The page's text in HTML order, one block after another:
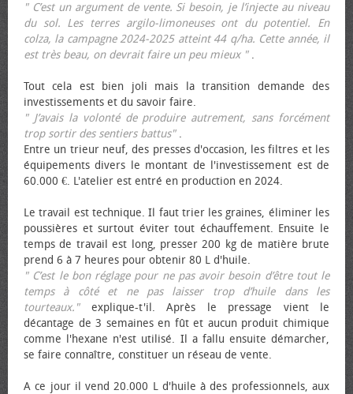
" C’est un argument de vente. Si besoin, je l’injecte au niveau
du sol. Les terres argilo-limoneuses ont du potentiel. En
colza, la campagne 2024-2025 atteint 44 q/ha. Cette année, il
est très beau, on devrait faire un peu mieux ".
Tout cela est bien joli mais la transition demande des
investissements et du savoir faire.
" J’avais la volonté de produire autrement, sans forcément
trop sortir des sentiers battus".
Entre un trieur neuf, des presses d'occasion, les filtres et les
équipements divers le montant de l'investissement est de
60.000 €. L'atelier est entré en production en 2024.
Le travail est technique. Il faut trier les graines, éliminer les
poussières et surtout éviter tout échauffement. Ensuite le
temps de travail est long, presser 200 kg de matière brute
prend 6 à 7 heures pour obtenir 80 L d'huile.
" C’est le bon réglage pour ne pas avoir besoin d’être tout le
temps à côté et ne pas laisser trop d’huile dans les
tourteaux."explique-t'il. Après le pressage vient le
décantage de 3 semaines en fût et aucun produit chimique
comme l'hexane n'est utilisé. Il a fallu ensuite démarcher,
se faire connaître, constituer un réseau de vente.
A ce jour il vend 20.000 L d'huile à des professionnels, aux